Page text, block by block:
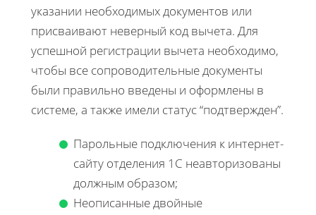
указании необходимых документов или
присваивают неверный код вычета. Для
успешной регистрации вычета необходимо,
чтобы все сопроводительные документы
были правильно введены и оформлены в
системе, а также имели статус “подтвержден”.
Парольные подключения к интернет-
сайту отделения 1С неавторизованы
должным образом;
Неописанные двойные